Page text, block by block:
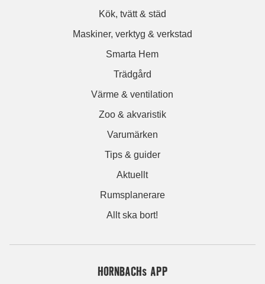
Kök, tvätt & städ
Maskiner, verktyg & verkstad
Smarta Hem
Trädgård
Värme & ventilation
Zoo & akvaristik
Varumärken
Tips & guider
Aktuellt
Rumsplanerare
Allt ska bort!
HORNBACHs APP